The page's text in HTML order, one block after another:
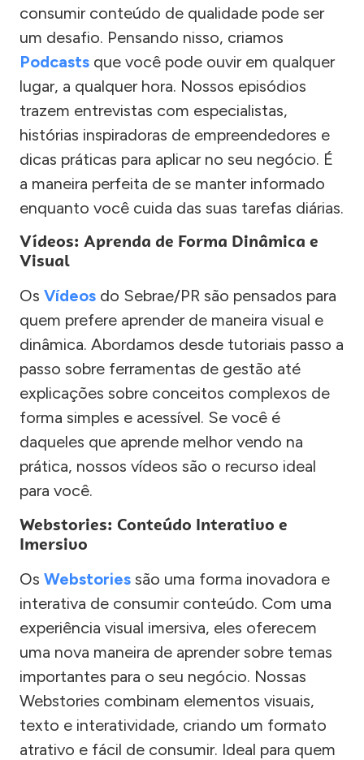
consumir conteúdo de qualidade pode ser
um desafio. Pensando nisso, criamos
Podcasts que você pode ouvir em qualquer
lugar, a qualquer hora. Nossos episódios
trazem entrevistas com especialistas,
histórias inspiradoras de empreendedores e
dicas práticas para aplicar no seu negócio. É
a maneira perfeita de se manter informado
enquanto você cuida das suas tarefas diárias.
Vídeos: Aprenda de Forma Dinâmica e
Visual
Os Vídeos do Sebrae/PR são pensados para
quem prefere aprender de maneira visual e
dinâmica. Abordamos desde tutoriais passo a
passo sobre ferramentas de gestão até
explicações sobre conceitos complexos de
forma simples e acessível. Se você é
daqueles que aprende melhor vendo na
prática, nossos vídeos são o recurso ideal
para você.
Webstories: Conteúdo Interativo e
Imersivo
Os Webstories são uma forma inovadora e
interativa de consumir conteúdo. Com uma
experiência visual imersiva, eles oferecem
uma nova maneira de aprender sobre temas
importantes para o seu negócio. Nossas
Webstories combinam elementos visuais,
texto e interatividade, criando um formato
atrativo e fácil de consumir. Ideal para quem